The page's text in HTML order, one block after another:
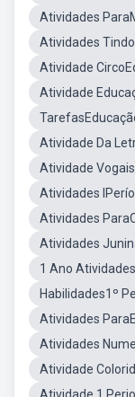
Atividades
Atividades
Atividade
Atividade
Atividade Da
Atividade
Atividades
Atividades
Atividades
1 Ano
Habilidades1º
Atividades
Atividades
Atividade